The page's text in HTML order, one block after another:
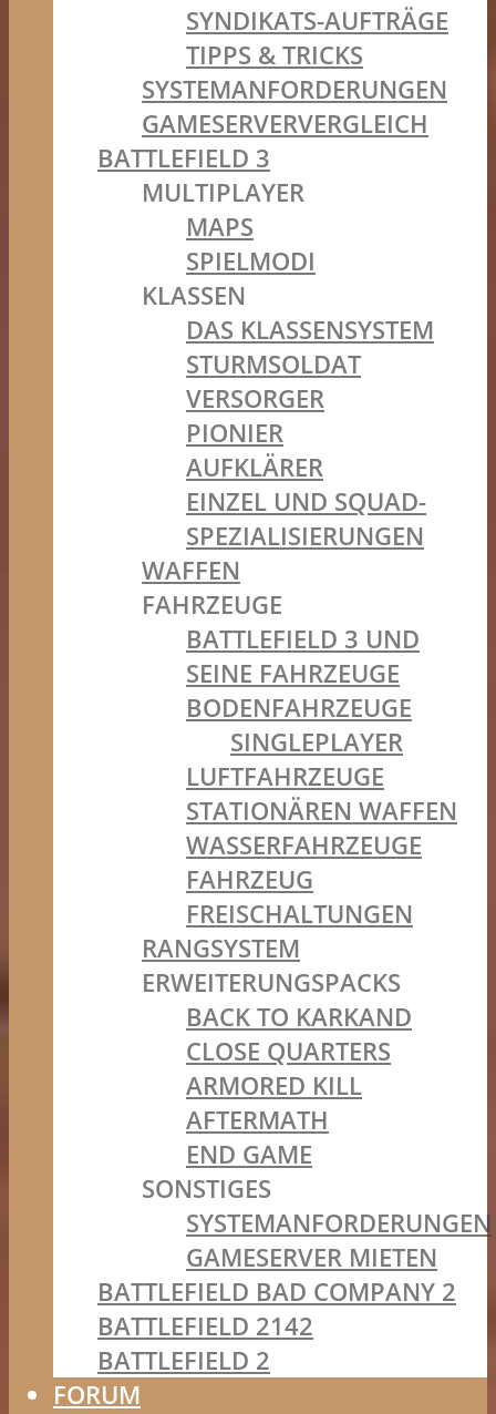
SYNDIKATS-AUFTRÄGE
TIPPS & TRICKS
SYSTEMANFORDERUNGEN
GAMESERVERVERGLEICH
BATTLEFIELD 3
MULTIPLAYER
MAPS
SPIELMODI
KLASSEN
DAS KLASSENSYSTEM
STURMSOLDAT
VERSORGER
PIONIER
AUFKLÄRER
EINZEL UND SQUAD-
SPEZIALISIERUNGEN
WAFFEN
FAHRZEUGE
BATTLEFIELD 3 UND
SEINE FAHRZEUGE
BODENFAHRZEUGE
SINGLEPLAYER
LUFTFAHRZEUGE
STATIONÄREN WAFFEN
WASSERFAHRZEUGE
FAHRZEUG
FREISCHALTUNGEN
RANGSYSTEM
ERWEITERUNGSPACKS
BACK TO KARKAND
CLOSE QUARTERS
ARMORED KILL
AFTERMATH
END GAME
SONSTIGES
SYSTEMANFORDERUNGEN
GAMESERVER MIETEN
BATTLEFIELD BAD COMPANY 2
BATTLEFIELD 2142
BATTLEFIELD 2
FORUM